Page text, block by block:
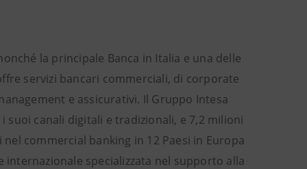
la principale Banca in Italia e una delle
servizi bancari commerciali, di corporate
e assicurativi. Il Gruppo Intesa
canali digitali e tradizionali, e 7,2 milioni
commercial banking in 12 Paesi in Europa
specializzata nel supporto alla